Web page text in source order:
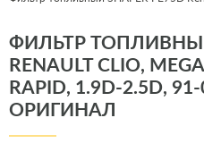
ФИЛЬТР ТОПЛИВНЫЙ
RENAULT CLIO,
RAPID, 1.9D-2.5D,
ОРИГИНАЛ